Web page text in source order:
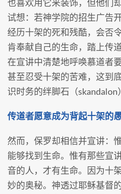
也喜欢用它来装饰，但他们
试想：若神学院的招生广告
经历十架的死和残酷，会否
肯奉献自己的生命，踏上传
在宣讲中清楚地呼唤慕道者
甚至忍受十架的苦难，这到
识时务的绊脚石（skandalon
传道者愿意成为背起十架的
然而，保罗却相信并宣讲：
能够找到生命。惟有那些宣
音的人，才有生命。因为十
妙的奥秘。神透过耶稣基督